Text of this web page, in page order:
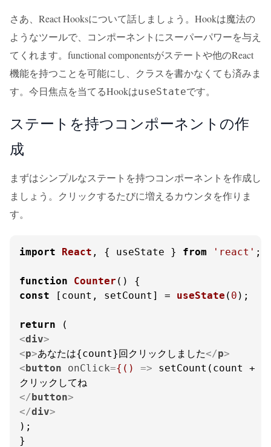
さあ、React Hooksについて話しましょう。Hookは魔法の
ようなツールで、コンポーネントにスーパーパワーを与え
てくれます。functional componentsがステートや他のReact
機能を持つことを可能にし、クラスを書かなくても済みま
す。今日焦点を当てるHookはuseStateです。
ステートを持つコンポーネントの作
成
まずはシンプルなステートを持つコンポーネントを作成し
ましょう。クリックするたびに増えるカウンタを作りま
す。
import React , { useState } from 'react' ;
function Counter (
const [count, setCount] = useState ( 0 );
return
<div>
<p>あなたは{count}回クリックしました</p>
<button onClick={() => setCount(count +
</button>
</div>
);
}